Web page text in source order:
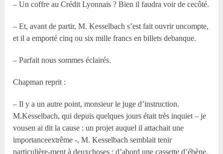
– Un coffre au Crédit Lyonnais ? Bien il faudra voir de cecôté.
– Et, avant de partir, M. Kesselbach s’est fait ouvrir uncompte,
et il a emporté cinq ou six mille francs en billets debanque.
– Parfait nous sommes éclairés.
Chapman reprit :
– Il y a un autre point, monsieur le juge d’instruction.
M.Kesselbach, qui depuis quelques jours était très inquiet – je
vousen ai dit la cause : un projet auquel il attachait une
importanceextrême -, M. Kesselbach semblait tenir
particulière-ment à deuxchoses : d’abord une cassette d’ébène,